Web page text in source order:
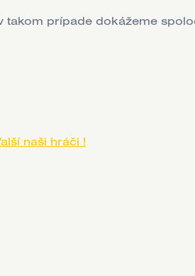
prípade dokážeme
naši hráči !